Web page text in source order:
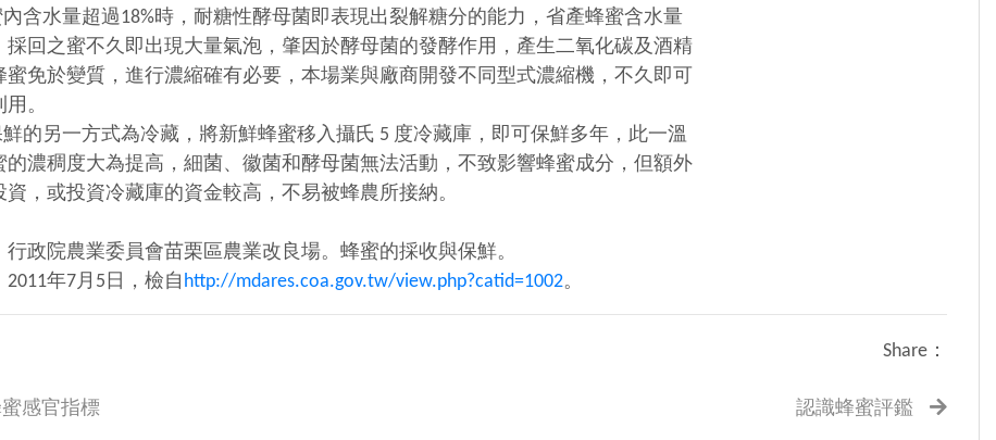
水量超過18%時，耐糖性酵母菌即表現出裂解糖分的能力，省產蜂蜜含水量
採回之蜜不久即出現大量氣泡，肇因於酵母菌的發酵作用，產生二氧化碳及酒精
蜜免於變質，進行濃縮確有必要，本場業與廠商開發不同型式濃縮機，不久即可
。
另一方式為冷藏，將新鮮蜂蜜移入攝氏 5 度冷藏庫，即可保鮮多年，此一溫
的濃稠度大為提高，細菌、徽菌和酵母菌無法活動，不致影響蜂蜜成分，但額外
資，或投資冷藏庫的資金較高，不易被蜂農所接納。
行政院農業委員會苗栗區農業改良場。蜂蜜的採收與保鮮。
年7月5日，檢自 http://mdares.coa.gov.tw/view.php?catid=1002。
Share：
感官指標 認識蜂蜜評鑑